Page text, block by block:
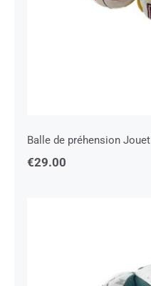
Balle de préhension Jouet
€29.00